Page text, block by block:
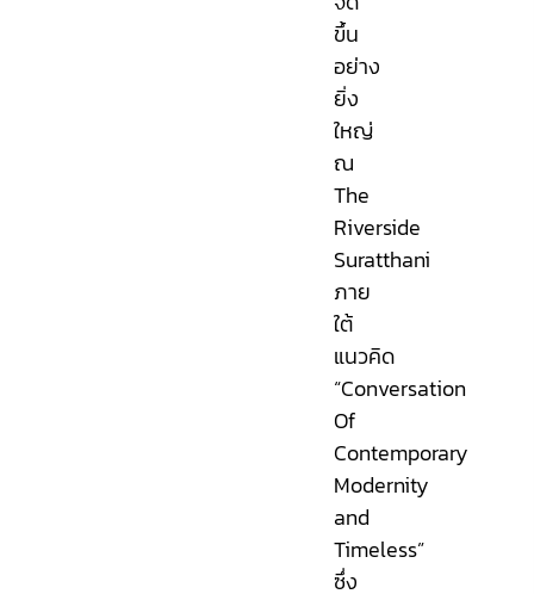
ขึ้น
อย่าง
ยิ่ง
ใหญ่
ณ
The
Riverside
Suratthani
ภาย
ใต้
แนวคิด
“Conversation
Of
Contemporary
Modernity
and
Timeless”
ซึ่ง